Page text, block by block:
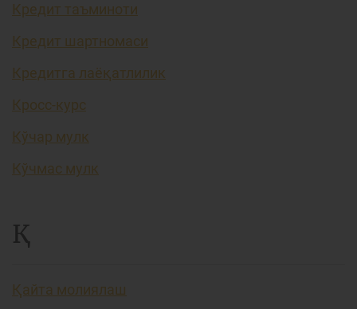
Кредит таъминоти
Кредит шартномаси
Кредитга лаёқатлилик
Кросс-курс
Кўчар мулк
Кўчмас мулк
Қ
Қайта молиялаш